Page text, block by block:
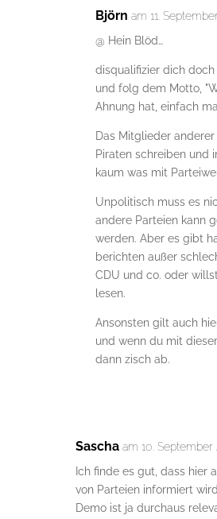
Björn am 11.
@ Hein Blöd…
disqualifizier dich
und folg dem Motto,
Ahnung hat, einfach
Das Mitglieder
Piraten schreiben und
kaum was mit
Unpolitisch muss es
andere Parteien kann
werden. Aber es gibt
berichten außer
CDU und co. oder
lesen.
Ansonsten gilt auch
und wenn du mit
dann zisch ab.
Sascha am 10. September
Ich finde es gut, dass hier
von Parteien informiert
Demo ist ja durchaus